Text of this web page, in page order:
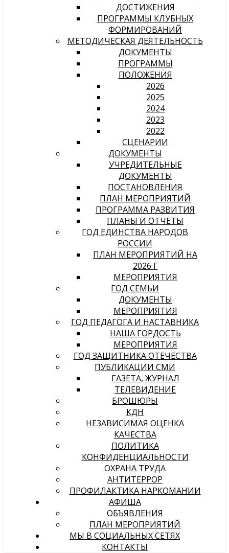
ДОСТИЖЕНИЯ
ПРОГРАММЫ КЛУБНЫХ
ФОРМИРОВАНИЙ
МЕТОДИЧЕСКАЯ ДЕЯТЕЛЬНОСТЬ
ДОКУМЕНТЫ
ПРОГРАММЫ
ПОЛОЖЕНИЯ
2026
2025
2024
2023
2022
СЦЕНАРИИ
ДОКУМЕНТЫ
УЧРЕДИТЕЛЬНЫЕ
ДОКУМЕНТЫ
ПОСТАНОВЛЕНИЯ
ПЛАН МЕРОПРИЯТИЙ
ПРОГРАММА РАЗВИТИЯ
ПЛАНЫ И ОТЧЕТЫ
ГОД ЕДИНСТВА НАРОДОВ
РОССИИ
ПЛАН МЕРОПРИЯТИЙ НА
2026 Г
МЕРОПРИЯТИЯ
ГОД СЕМЬИ
ДОКУМЕНТЫ
МЕРОПРИЯТИЯ
ГОД ПЕДАГОГА И НАСТАВНИКА
НАША ГОРДОСТЬ
МЕРОПРИЯТИЯ
ГОД ЗАЩИТНИКА ОТЕЧЕСТВА
ПУБЛИКАЦИИ СМИ
ГАЗЕТА, ЖУРНАЛ
ТЕЛЕВИДЕНИЕ
БРОШЮРЫ
КДН
НЕЗАВИСИМАЯ ОЦЕНКА
КАЧЕСТВА
ПОЛИТИКА
КОНФИДЕНЦИАЛЬНОСТИ
ОХРАНА ТРУДА
АНТИТЕРРОР
ПРОФИЛАКТИКА НАРКОМАНИИ
АФИША
ОБЪЯВЛЕНИЯ
ПЛАН МЕРОПРИЯТИЙ
МЫ В СОЦИАЛЬНЫХ СЕТЯХ
КОНТАКТЫ